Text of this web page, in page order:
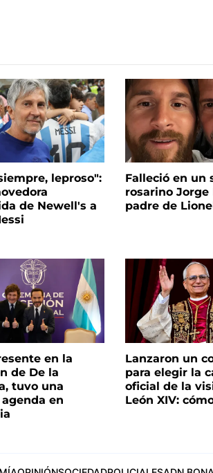
leproso":
de Newell's a
Falleció en un
rosarino Jorge
padre de
en la
de De la
tuvo una
en
Lanzaron un
para elegir la
oficial de la
León XIV: